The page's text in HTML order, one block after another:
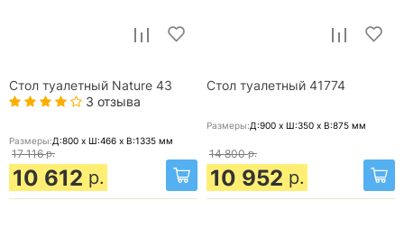
Стол туалетный Nature 43
3 отзыва
Размеры:Д:800 x Ш:466 x В:1335 мм
17 116 р.
10 612 р.
Стол туалетный 41774
Размеры:Д:900 x Ш:350 x В:875 мм
14 800 р.
10 952 р.